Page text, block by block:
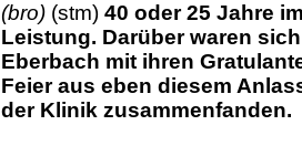
(bro) (stm) 40 oder 25 Jahre
Leistung. Darüber waren
Eberbach mit ihren
Feier aus eben diesem
der Klinik zusammenfanden.